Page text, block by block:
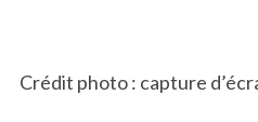
Crédit photo : capture
S